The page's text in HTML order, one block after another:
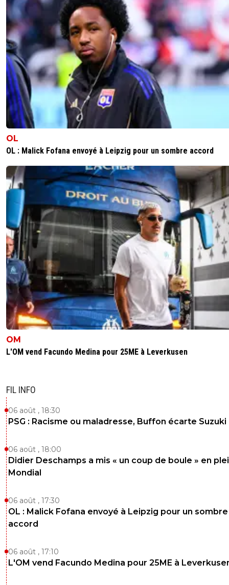
que ce même article disait que l'OM proposait
et 6 millions d'euros, pour moi ça fait donc
11 millions d'euros. Pour le montant de la
confondu avec la proposition de l'OL (indiqué
sur ce site) et effectivement elle est d'un
d'euros de plus, toujours selon foot01. Voila mr
jesaistout.
0+ Répondre
manuba 08 août 2015 à 17:21
c'est pas mr jesaistout, c'est mr
0+ Répondre
jc_c_moi 08 août 2015 à 17:23 +0
Bè je viens de te donner les références que j'ai
non? Tu fais de même que je sache mais tu
principe que les tiennes sont l'exactitude. Or,
sais rien, tout comme moi.
Répondre
ultravomite 08 août 2015 à 19:09
bah ferme ta bouche alors ;)
Répondre
jc_c_moi 09 août 2015 à 10:28 +
Houla une lumière et une lumière qui semble
0 + Répondre
OL
OL : Malick Fofana envoyé à Leipzig pour un sombre accord
OM
L'OM vend Facundo Medina pour 25ME à Leverkusen
FIL INFO
06 août , 18:30
PSG : Racisme ou maladresse, Buffon écarte Suzuki
06 août , 18:00
Didier Deschamps a mis « un coup de boule » en
Mondial
06 août , 17:30
OL : Malick Fofana envoyé à Leipzig pour un sombre
accord
06 août , 17:10
L'OM vend Facundo Medina pour 25ME à